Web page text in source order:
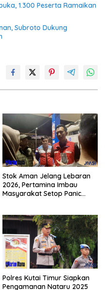
1.300 Peserta Ramaikan
Subroto Dukung
Stok Aman Jelang Lebaran
2026, Pertamina Imbau
Masyarakat Setop Panic
Polres Kutai Timur Siapkan
Pengamanan Nataru 2025